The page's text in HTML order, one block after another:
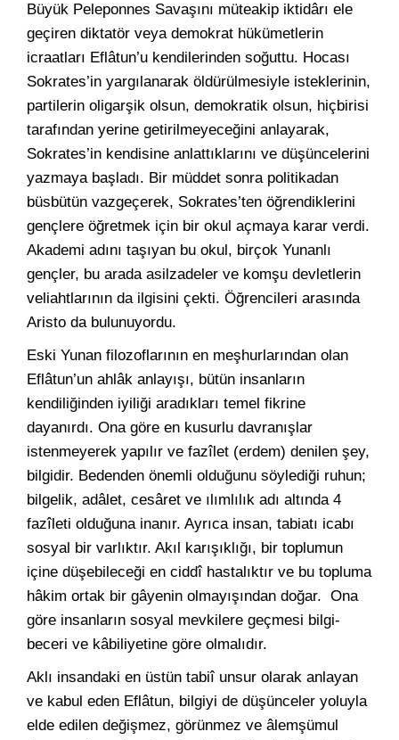
Büyük Peleponnes Savaşını müteakip iktidârı ele
geçiren diktatör veya demokrat hükümetlerin
icraatları Eflâtun’u kendilerinden soğuttu. Hocası
Sokrates’in yargılanarak öldürülmesiyle isteklerinin,
partilerin oligarşik olsun, demokratik olsun, hiçbirisi
tarafından yerine getirilmeyeceğini anlayarak,
Sokrates’in kendisine anlattıklarını ve düşüncelerini
yazmaya başladı. Bir müddet sonra politikadan
büsbütün vazgeçerek, Sokrates’ten öğrendiklerini
gençlere öğretmek için bir okul açmaya karar verdi.
Akademi adını taşıyan bu okul, birçok Yunanlı
gençler, bu arada asilzadeler ve komşu devletlerin
veliahtlarının da ilgisini çekti. Öğrencileri arasında
Aristo da bulunuyordu.
Eski Yunan filozoflarının en meşhurlarından olan
Eflâtun’un ahlâk anlayışı, bütün insanların
kendiliğinden iyiliği aradıkları temel fikrine
dayanırdı. Ona göre en kusurlu davranışlar
istenmeyerek yapılır ve fazîlet (erdem) denilen şey,
bilgidir. Bedenden önemli olduğunu söylediği ruhun;
bilgelik, adâlet, cesâret ve ılımlılık adı altında 4
fazîleti olduğuna inanır. Ayrıca insan, tabiatı icabı
sosyal bir varlıktır. Akıl karışıklığı, bir toplumun
içine düşebileceği en ciddî hastalıktır ve bu topluma
hâkim ortak bir gâyenin olmayışından doğar. Ona
göre insanların sosyal mevkilere geçmesi bilgi-
beceri ve kâbiliyetine göre olmalıdır.
Aklı insandaki en üstün tabiî unsur olarak anlayan
ve kabul eden Eflâtun, bilgiyi de düşünceler yoluyla
elde edilen değişmez, görünmez ve âlemşümul